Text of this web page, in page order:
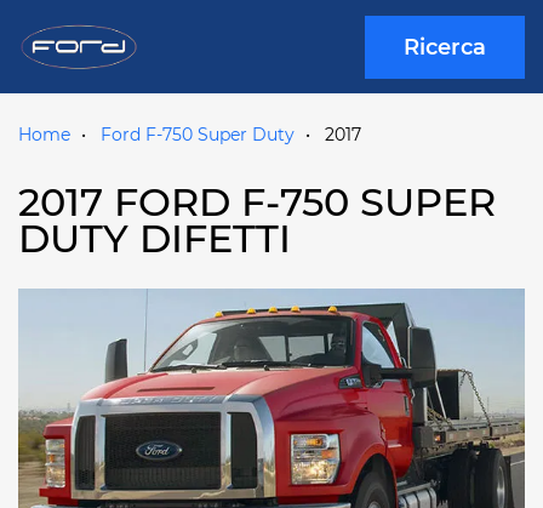
Ricerca
Home Ford F-750 Super Duty 2017
2017 FORD F-750 SUPER
DUTY DIFETTI